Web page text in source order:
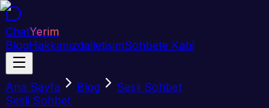
ChatYerim
BlogHakkımızdaİletişimSohbete Katıl
Ana Sayfa Blog
Sesli Sohbet
Sesli Sohbet